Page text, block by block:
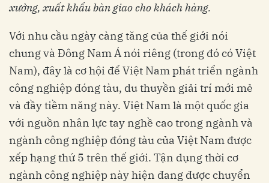
xưởng, xuất khẩu bàn giao cho khách hàng.
Với nhu cầu ngày càng tăng của thế giới nói
chung và Đông Nam Á nói riêng (trong đó có Việt
Nam), đây là cơ hội để Việt Nam phát triển ngành
công nghiệp đóng tàu, du thuyền giải trí mới mẻ
và đầy tiềm năng này. Việt Nam là một quốc gia
với nguồn nhân lực tay nghề cao trong ngành và
ngành công nghiệp đóng tàu của Việt Nam được
xếp hạng thứ 5 trên thế giới. Tận dụng thời cơ
ngành công nghiệp này hiện đang được chuyển